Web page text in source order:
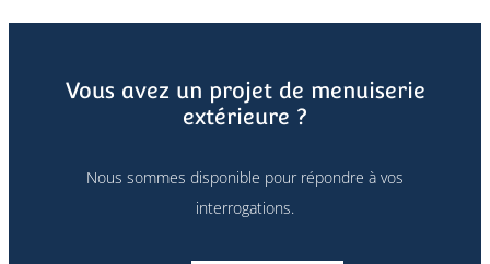
Vous avez un projet de menuiserie
extérieure ?
Nous sommes disponible pour répondre à vos
interrogations.